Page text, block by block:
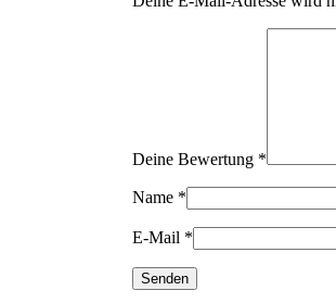
Deine Bewertung *
Name *
E-Mail *